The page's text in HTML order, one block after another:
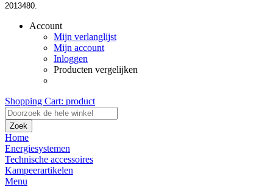
2013480.
Account
Mijn verlanglijst
Mijn account
Inloggen
Producten vergelijken
Shopping Cart: product
Zoek
Home
Energiesystemen
Technische accessoires
Kampeerartikelen
Menu